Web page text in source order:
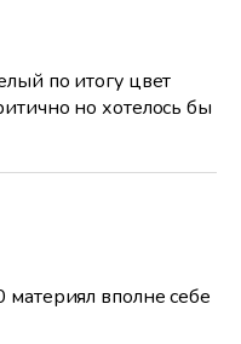
по итогу цвет
но хотелось бы
вполне себе